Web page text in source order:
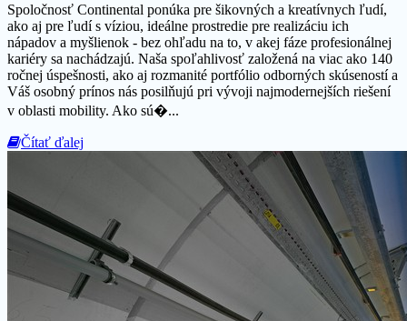
Spoločnosť Continental ponúka pre šikovných a kreatívnych ľudí,
ako aj pre ľudí s víziou, ideálne prostredie pre realizáciu ich
nápadov a myšlienok - bez ohľadu na to, v akej fáze profesionálnej
kariéry sa nachádzajú. Naša spoľahlivosť založená na viac ako 140
ročnej úspešnosti, ako aj rozmanité portfólio odborných skúseností a
Váš osobný prínos nás posilňujú pri vývoji najmodernejších riešení
v oblasti mobility. Ako sú�...
Čítať ďalej